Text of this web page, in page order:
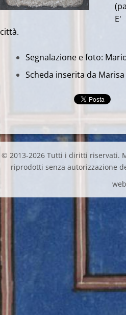
E'
città.
Segnalazione e foto:
Scheda inserita da
© 2013-2026 Tutti i diritti riservati.
riprodotti senza autorizzazione